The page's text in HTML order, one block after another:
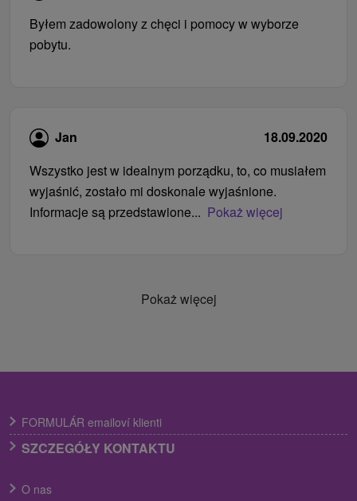
Byłem zadowolony z chęci i pomocy w wyborze
pobytu.
Jan
18.09.2020
Wszystko jest w idealnym porządku, to, co musiałem
wyjaśnić, zostało mi doskonale wyjaśnione.
Informacje są przedstawione... Pokaż więcej
Pokaż więcej
FORMULÁR emailoví klienti
SZCZEGÓŁY KONTAKTU
O nas